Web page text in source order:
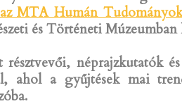
MTA Humán
és Történeti Múzeumban
néprajzkutatók
ahol a gyűjtések mai